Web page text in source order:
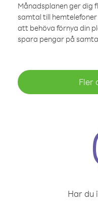
Månadsplanen ger dig
samtal till
att behöva förnya din
spara pengar på
Fler
Har du